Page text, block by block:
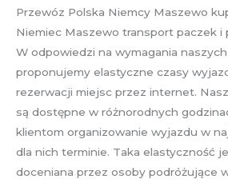
Przewóz Polska Niemcy Maszewo
Niemiec Maszewo transport paczek i
W odpowiedzi na wymagania
proponujemy elastyczne czasy
rezerwacji miejsc przez internet.
są dostępne w różnorodnych
klientom organizowanie wyjazdu w
dla nich terminie. Taka elastyczność
doceniana przez osoby podróżujące